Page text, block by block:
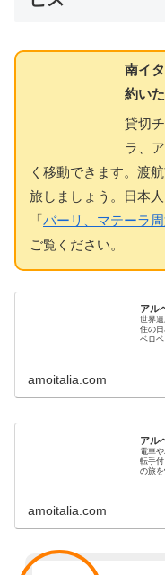
南イ
約い
貸切
ラ、
く移動できます。渡
旅しましょう。日本
「 バーリ、マテーラ
ご覧ください。
アル
世界
住の
ベロ
amoitalia.com
アル
電車
転手
の旅
amoitalia.com